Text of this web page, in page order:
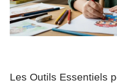
Les Outils Essentiels